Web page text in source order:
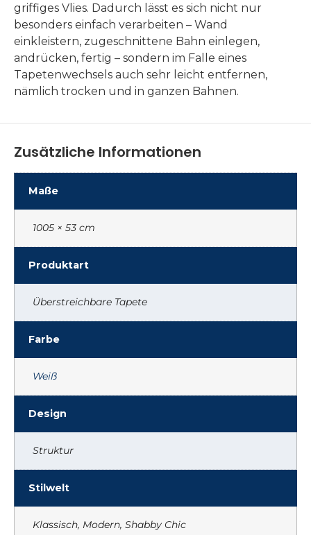
griffiges Vlies. Dadurch lässt es sich nicht nur
besonders einfach verarbeiten – Wand
einkleistern, zugeschnittene Bahn einlegen,
andrücken, fertig – sondern im Falle eines
Tapetenwechsels auch sehr leicht entfernen,
nämlich trocken und in ganzen Bahnen.
Zusätzliche Informationen
Maße
1005 × 53 cm
Produktart
Überstreichbare Tapete
Farbe
Weiß
Design
Struktur
Stilwelt
Klassisch, Modern, Shabby Chic